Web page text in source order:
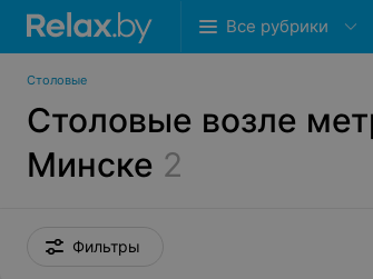
Все рубрики
Столовые
Столовые возле
Минске 2
Фильтры